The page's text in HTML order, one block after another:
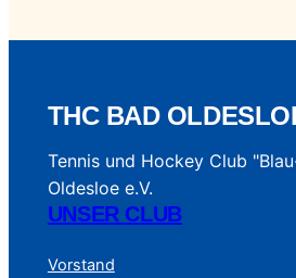
THC BAD
Tennis und Hockey Club
Oldesloe e.V.
UNSER CLUB
Vorstand